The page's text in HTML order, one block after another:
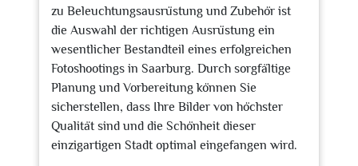
zu Beleuchtungsausrüstung und Zubehör ist
die Auswahl der richtigen Ausrüstung ein
wesentlicher Bestandteil eines erfolgreichen
Fotoshootings in Saarburg. Durch sorgfältige
Planung und Vorbereitung können Sie
sicherstellen, dass Ihre Bilder von höchster
Qualität sind und die Schönheit dieser
einzigartigen Stadt optimal eingefangen wird.